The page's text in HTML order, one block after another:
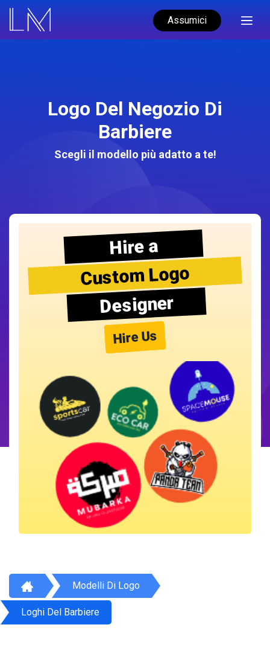
Assumici
Logo Del Negozio Di
Barbiere
Scegli il modello più adatto a te!
Hire a
Custom Logo
Designer
Hire Us
Modelli Di Logo
Loghi Del Barbiere